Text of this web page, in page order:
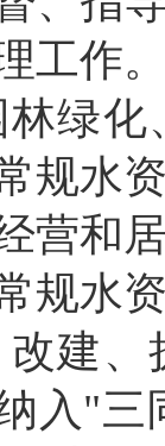
工作
林绿化
规水
营和
规水
改建
入 "三